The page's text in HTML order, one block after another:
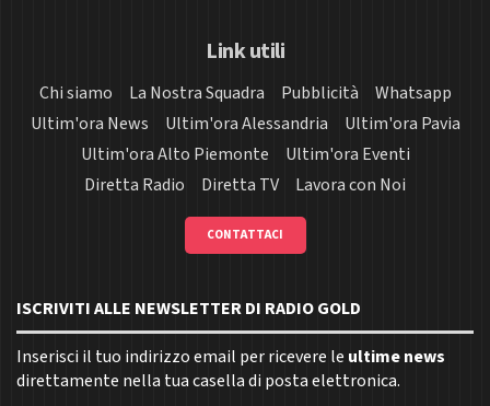
Link utili
Chi siamo La Nostra Squadra Pubblicità
Whatsapp
Ultim'ora News
Ultim'ora Alessandria
Ultim'ora Pavia
Ultim'ora Alto Piemonte
Ultim'ora Eventi
Diretta Radio
Diretta TV Lavora con Noi
CONTATTACI
ISCRIVITI ALLE NEWSLETTER DI RADIO GOLD
Inserisci il tuo indirizzo email per ricevere le ultime news
direttamente nella tua casella di posta elettronica.